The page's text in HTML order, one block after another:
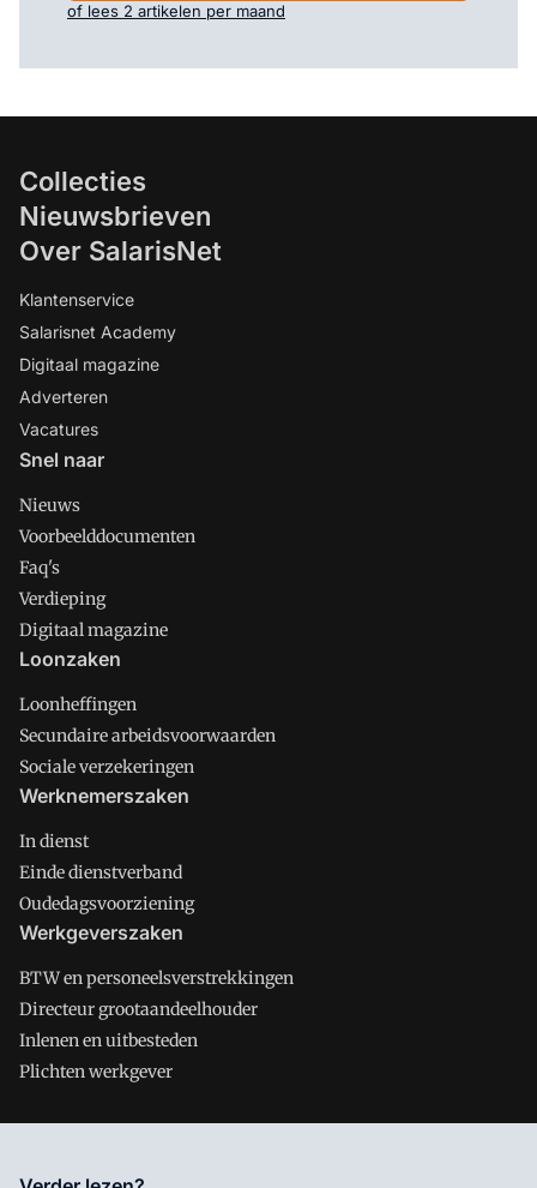
of lees 2 artikelen per maand
Collecties
Nieuwsbrieven
Over SalarisNet
Klantenservice
Salarisnet Academy
Digitaal magazine
Adverteren
Vacatures
Snel naar
Nieuws
Voorbeelddocumenten
Faq's
Verdieping
Digitaal magazine
Loonzaken
Loonheffingen
Secundaire arbeidsvoorwaarden
Sociale verzekeringen
Werknemerszaken
In dienst
Einde dienstverband
Oudedagsvoorziening
Werkgeverszaken
BTW en personeelsverstrekkingen
Directeur grootaandeelhouder
Inlenen en uitbesteden
Plichten werkgever
Salarisnet is onderdeel van VMN media. Lees in